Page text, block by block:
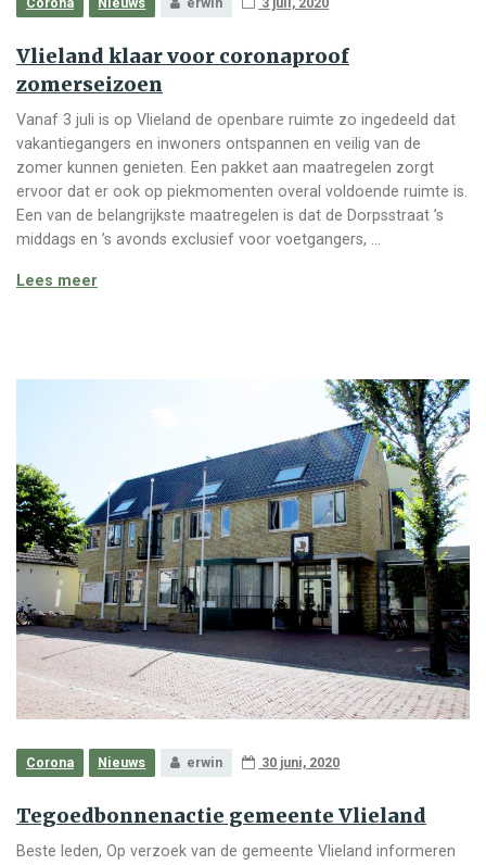
Vlieland klaar voor coronaproof
zomerseizoen
Vanaf 3 juli is op Vlieland de openbare ruimte zo ingedeeld dat
vakantiegangers en inwoners ontspannen en veilig van de
zomer kunnen genieten. Een pakket aan maatregelen zorgt
ervoor dat er ook op piekmomenten overal voldoende ruimte is.
Een van de belangrijkste maatregelen is dat de Dorpsstraat ’s
middags en ’s avonds exclusief voor voetgangers, …
Lees meer
Corona Nieuws erwin 30 juni, 2020
Tegoedbonnenactie gemeente Vlieland
Beste leden, Op verzoek van de gemeente Vlieland informeren